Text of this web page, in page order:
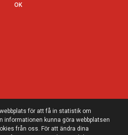
för att få in statistik om
informationen kunna göra webbplatsen
från oss. För att ändra dina
OK